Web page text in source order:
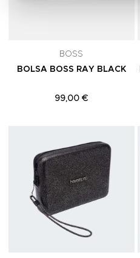
BOSS
BOLSA BOSS RAY BLACK
99,00 €